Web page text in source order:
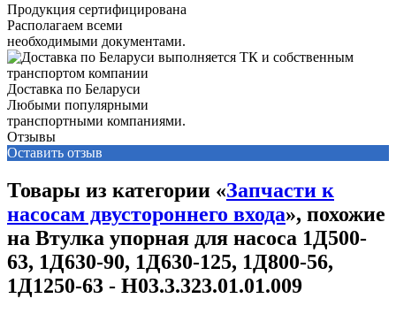
Продукция сертифицирована
Располагаем всеми
необходимыми документами.
Доставка по Беларуси
Любыми популярными
транспортными компаниями.
Отзывы
Оставить отзыв
Товары из категории «Запчасти к
насосам двустороннего входа», похожие
на Втулка упорная для насоса 1Д500-
63, 1Д630-90, 1Д630-125, 1Д800-56,
1Д1250-63 - Н03.3.323.01.01.009